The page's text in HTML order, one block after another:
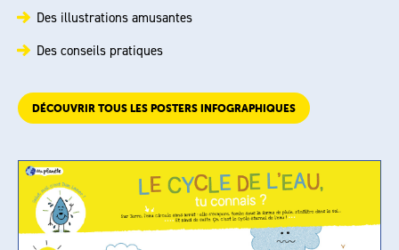
Des illustrations amusantes
Des conseils pratiques
DÉCOUVRIR TOUS LES POSTERS INFOGRAPHIQUES